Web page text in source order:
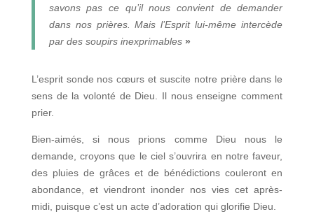
savons pas ce qu’il nous convient de demander
dans nos prières. Mais l’Esprit lui-même intercède
par des soupirs inexprimables»
L’esprit sonde nos cœurs et suscite notre prière dans le
sens de la volonté de Dieu. Il nous enseigne comment
prier.
Bien-aimés, si nous prions comme Dieu nous le
demande, croyons que le ciel s’ouvrira en notre faveur,
des pluies de grâces et de bénédictions couleront en
abondance, et viendront inonder nos vies cet après-
midi, puisque c’est un acte d’adoration qui glorifie Dieu.